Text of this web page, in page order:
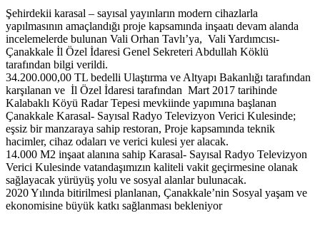
Şehirdekii karasal – sayısal yayınların modern cihazlarla
yapılmasının amaçlandığı proje kapsamında inşaatı devam alanda
incelemelerde bulunan Vali Orhan Tavlı’ya, Vali Yardımcısı-
Çanakkale İl Özel İdaresi Genel Sekreteri Abdullah Köklü
tarafından bilgi verildi.
34.200.000,00 TL bedelli Ulaştırma ve Altyapı Bakanlığı tarafından
karşılanan ve İl Özel İdaresi tarafından Mart 2017 tarihinde
Kalabaklı Köyü Radar Tepesi mevkiinde yapımına başlanan
Çanakkale Karasal- Sayısal Radyo Televizyon Verici Kulesinde;
eşsiz bir manzaraya sahip restoran, Proje kapsamında teknik
hacimler, cihaz odaları ve verici kulesi yer alacak.
14.000 M2 inşaat alanına sahip Karasal- Sayısal Radyo Televizyon
Verici Kulesinde vatandaşımızın kaliteli vakit geçirmesine olanak
sağlayacak yürüyüş yolu ve sosyal alanlar bulunacak.
2020 Yılında bitirilmesi planlanan, Çanakkale’nin Sosyal yaşam ve
ekonomisine büyük katkı sağlanması bekleniyor